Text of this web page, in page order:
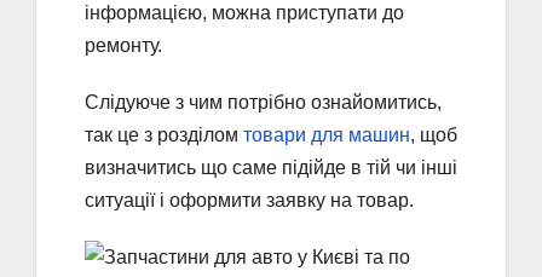
інформацією, можна приступати до
ремонту.
Слідуюче з чим потрібно ознайомитись,
так це з розділом товари для машин, щоб
визначитись що саме підійде в тій чи інші
ситуації і оформити заявку на товар.